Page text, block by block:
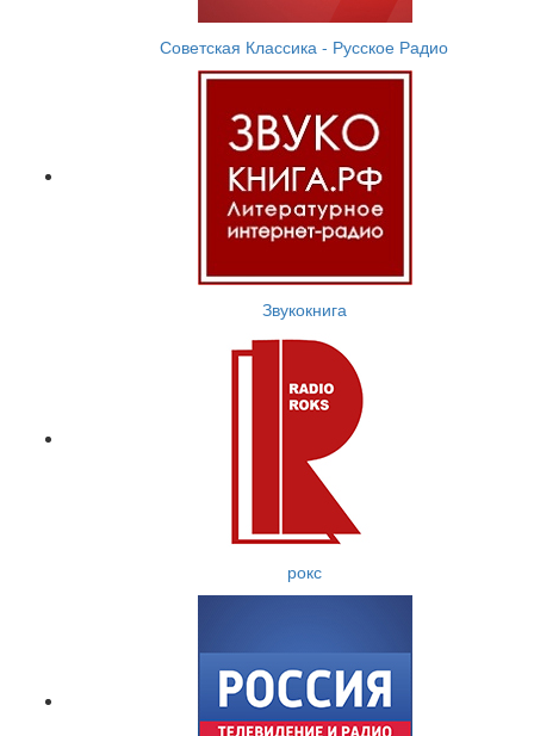
Советская Классика - Русское Радио
Звукокнига
рокс